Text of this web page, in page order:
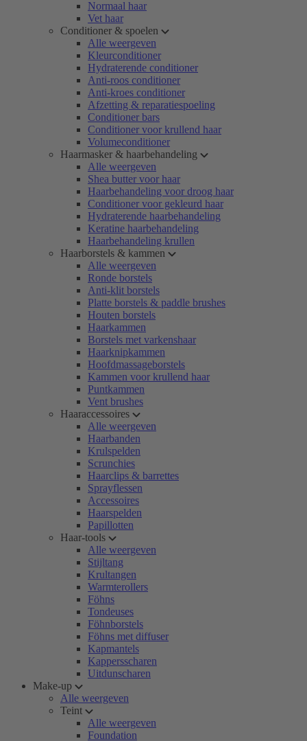
Normaal haar
Vet haar
Conditioner & spoelen
Alle weergeven
Kleurconditioner
Hydraterende conditioner
Anti-roos conditioner
Anti-kroes conditioner
Afzetting & reparatiespoeling
Conditioner bars
Conditioner voor krullend haar
Volumeconditioner
Haarmasker & haarbehandeling
Alle weergeven
Shea butter voor haar
Haarbehandeling voor droog haar
Conditioner voor gekleurd haar
Hydraterende haarbehandeling
Keratine haarbehandeling
Haarbehandeling krullen
Haarborstels & kammen
Alle weergeven
Ronde borstels
Anti-klit borstels
Platte borstels & paddle brushes
Houten borstels
Haarkammen
Borstels met varkenshaar
Haarknipkammen
Hoofdmassageborstels
Kammen voor krullend haar
Puntkammen
Vent brushes
Haaraccessoires
Alle weergeven
Haarbanden
Krulspelden
Scrunchies
Haarclips & barrettes
Sprayflessen
Accessoires
Haarspelden
Papillotten
Haar-tools
Alle weergeven
Stijltang
Krultangen
Warmterollers
Föhns
Tondeuses
Föhnborstels
Föhns met diffuser
Kapmantels
Kappersscharen
Uitdunscharen
Make-up
Alle weergeven
Teint
Alle weergeven
Foundation